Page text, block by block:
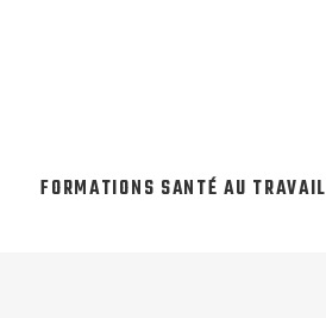
FORMATIONS SANTÉ AU TRAVAIL